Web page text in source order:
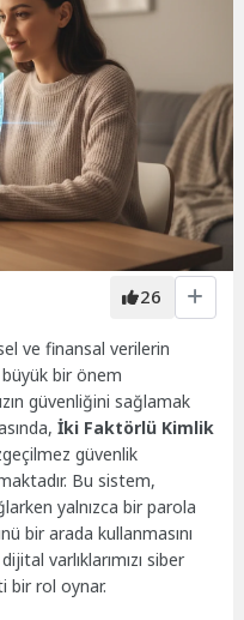
26
ve finansal verilerin
bir önem
güvenliğini sağlamak
İki Faktörlü Kimlik
güvenlik
Bu sistem,
yalnızca bir parola
bir arada kullanmasını
varlıklarımızı siber
bir rol oynar.